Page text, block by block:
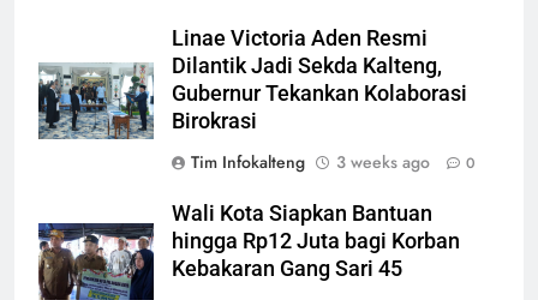
Linae Victoria Aden Resmi
Dilantik Jadi Sekda Kalteng,
Gubernur Tekankan Kolaborasi
Birokrasi
Tim Infokalteng
3 weeks ago 0
Wali Kota Siapkan Bantuan
hingga Rp12 Juta bagi Korban
Kebakaran Gang Sari 45